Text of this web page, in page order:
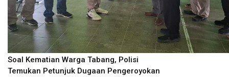
Soal Kematian Warga Tabang, Polisi
Temukan Petunjuk Dugaan Pengeroyokan